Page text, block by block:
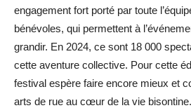
engagement fort porté par toute
bénévoles, qui permettent à
grandir. En 2024, ce sont 18 000
cette aventure collective. Pour cette
festival espère faire encore mieux et
arts de rue au cœur de la vie bisontine.